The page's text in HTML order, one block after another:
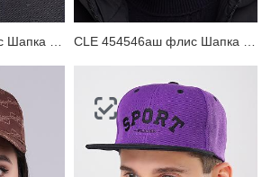
CLE 433973шв флис Шапка мужская CLE 454546аш флис Шапка мужская